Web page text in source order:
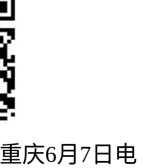
重庆6月7日